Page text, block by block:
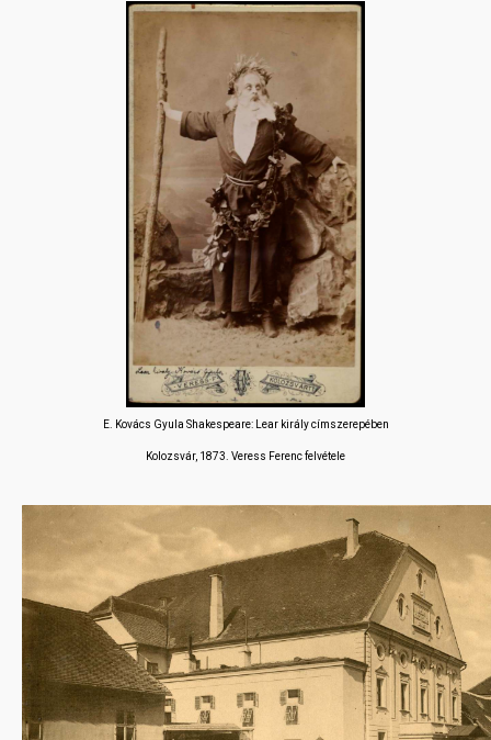
E. Kovács Gyula Shakespeare: Lear király címszerepében
Kolozsvár, 1873. Veress Ferenc felvétele